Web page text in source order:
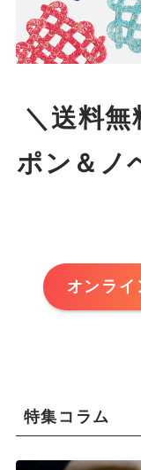
＼送料
ポン＆ノ
オンライ
特集コラム